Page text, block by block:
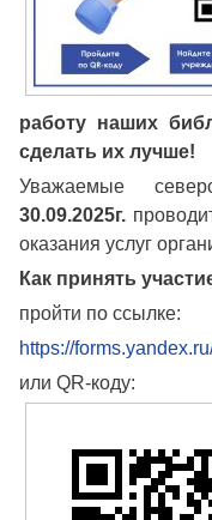
работу наших
сделать их лучше!
Уважаемые
30.09.2025г.
оказания услуг
Как принять
пройти по ссылке:
https://
или QR-коду: